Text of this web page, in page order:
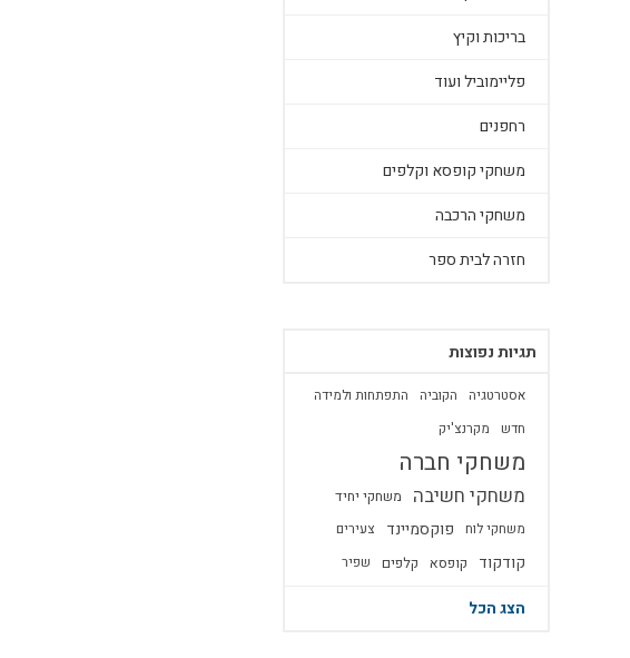
בריכות וקיץ
פליימוביל ועוד
רחפנים
משחקי קופסא וקלפים
משחקי הרכבה
חזרה לבית ספר
תגיות נפוצות
אסטרטגיה הקוביה
התפתחות ולמידה
חדש
מקרנצ'יק
משחקי חברה
משחקי חשיבה משחקי יחיד
משחקי לוח פוקסמיינד צעירים
קודקוד קופסא קלפים שפיר
הצג הכל